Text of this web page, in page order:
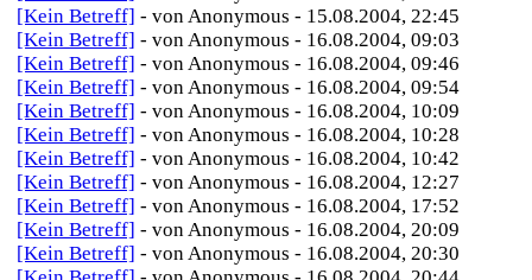
[Kein Betreff] - von Anonymous - 15.08.2004, 22:45
[Kein Betreff] - von Anonymous - 16.08.2004, 09:03
[Kein Betreff] - von Anonymous - 16.08.2004, 09:46
[Kein Betreff] - von Anonymous - 16.08.2004, 09:54
[Kein Betreff] - von Anonymous - 16.08.2004, 10:09
[Kein Betreff] - von Anonymous - 16.08.2004, 10:28
[Kein Betreff] - von Anonymous - 16.08.2004, 10:42
[Kein Betreff] - von Anonymous - 16.08.2004, 12:27
[Kein Betreff] - von Anonymous - 16.08.2004, 17:52
[Kein Betreff] - von Anonymous - 16.08.2004, 20:09
[Kein Betreff] - von Anonymous - 16.08.2004, 20:30